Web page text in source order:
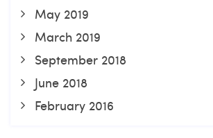
May 2019
March 2019
September 2018
June 2018
February 2016